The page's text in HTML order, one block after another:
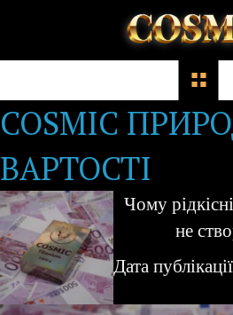
COSMIC
ВАРТОСТІ
Чому
не
Дата